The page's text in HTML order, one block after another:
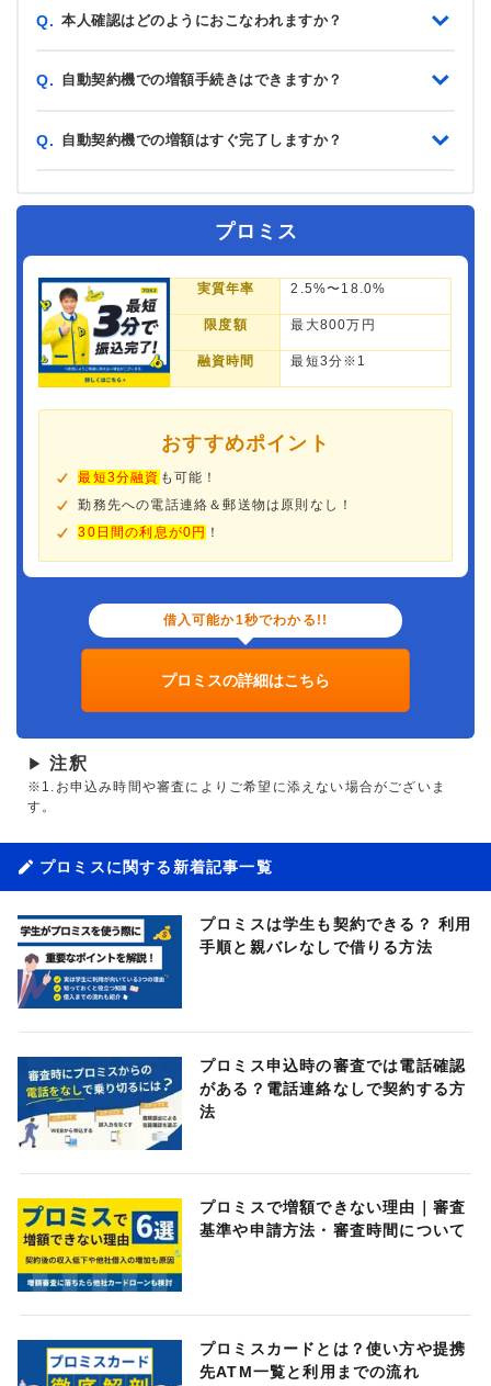
Q. 本人確認はどのようにおこなわれますか？
Q. 自動契約機での増額手続きはできますか？
Q. 自動契約機での増額はすぐ完了しますか？
プロミス
実質年率 2.5%〜18.0%
限度額 最大800万円
融資時間 最短3分※1
おすすめポイント
最短3分融資 も可能！
勤務先への電話連絡＆郵送物は原則なし！
30日間の利息が0円 ！
借入可能か1秒でわかる!!
プロミスの詳細はこちら
▶ 注釈
※1.お申込み時間や審査によりご希望に添えない場合がございま
す。
プロミスに関する新着記事一覧
プロミスは学生も契約できる？ 利用
手順と親バレなしで借りる方法
プロミス申込時の審査では電話確認
がある？電話連絡なしで契約する方
法
プロミスで増額できない理由｜審査
基準や申請方法・審査時間について
プロミスカードとは？使い方や提携
先ATM一覧と利用までの流れ